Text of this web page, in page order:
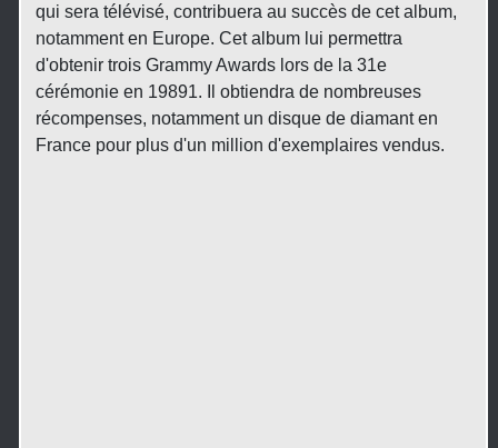
qui sera télévisé, contribuera au succès de cet album,
notamment en Europe. Cet album lui permettra
d'obtenir trois Grammy Awards lors de la 31e
cérémonie en 19891. Il obtiendra de nombreuses
récompenses, notamment un disque de diamant en
France pour plus d'un million d'exemplaires vendus.